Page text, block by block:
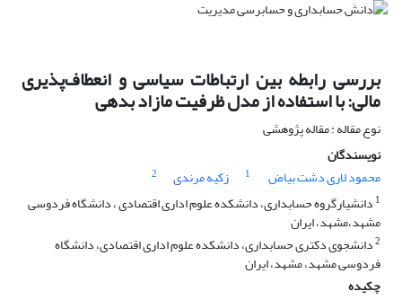
بررسی رابطه بین ارتباطات سیاسی و انعطاف‌پذیری
مالی: با استفاده از مدل ظرفیت مازاد بدهی
نوع مقاله : مقاله پژوهشی
نویسندگان
محمود لاری دشت بیاض
1 زکیه مرندی
2
1 دانشیارگروه حسابداری، دانشکده علوم اداری اقتصادی ، دانشگاه فردوسی
مشهد،مشهد، ایران
2دانشجوی دکتری حسابداری، دانشکده علوم اداری اقتصادی، دانشگاه
فردوسی مشهد، مشهد، ایران
چکیده